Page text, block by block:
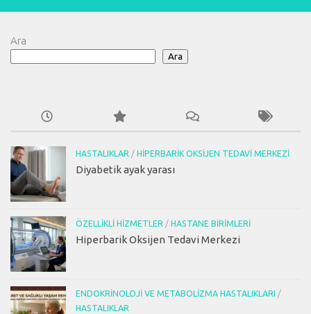
Ara
Ara
HASTALIKLAR / HIPERBARIK OKSIJEN TEDAVI MERKEZI
Diyabetik ayak yarası
ÖZELLIKLI HIZMETLER / HASTANE BIRIMLERI
Hiperbarik Oksijen Tedavi Merkezi
ENDOKRINOLOJI VE METABOLIZMA HASTALIKLARI
/
HASTALIKLAR